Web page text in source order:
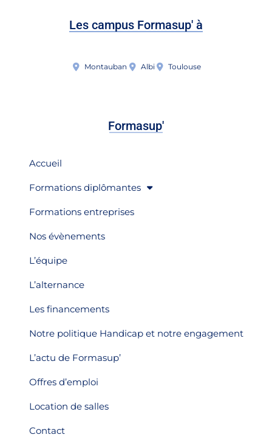
Formasup'
Accueil
Formations diplômantes
Formations entreprises
Nos évènements
L’équipe
L’alternance
Les financements
Notre politique Handicap et notre engagement
L’actu de Formasup’
Offres d’emploi
Location de salles
Contact
Les campus Formasup' à
Montauban Albi Toulouse